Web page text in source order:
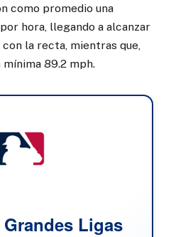
como promedio una
hora, llegando a alcanzar
la recta, mientras que,
89.2 mph.
Ligas